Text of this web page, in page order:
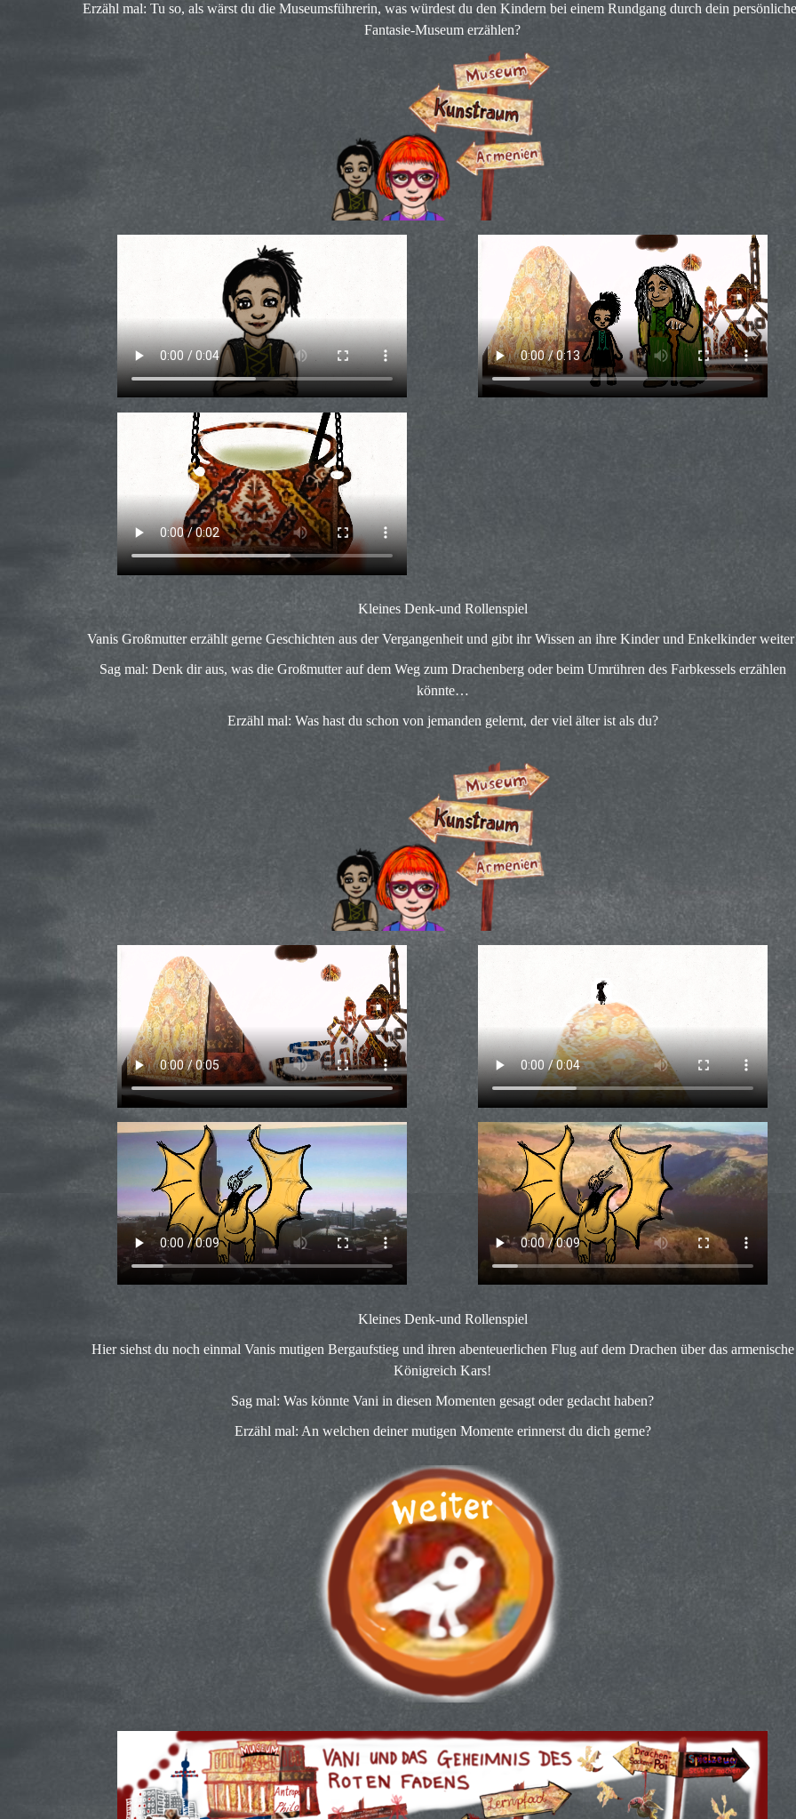
Erzähl mal: Tu so, als wärst du die Museumsführerin, was würdest du den Kindern bei einem Rundgang durch dein
Fantasie-Museum erzählen?
Kleines Denk-und Rollenspiel
Vanis Großmutter erzählt gerne Geschichten aus der Vergangenheit und gibt ihr Wissen an ihre Kinder und Enkelkinder
Sag mal: Denk dir aus, was die Großmutter auf dem Weg zum Drachenberg oder beim Umrühren des Farbkessels erzählen
könnte…
Erzähl mal: Was hast du schon von jemanden gelernt, der viel älter ist als du?
Kleines Denk-und Rollenspiel
Hier siehst du noch einmal Vanis mutigen Bergaufstieg und ihren abenteuerlichen Flug auf dem Drachen über das armenische
Königreich Kars!
Sag mal: Was könnte Vani in diesen Momenten gesagt oder gedacht haben?
Erzähl mal: An welchen deiner mutigen Momente erinnerst du dich gerne?